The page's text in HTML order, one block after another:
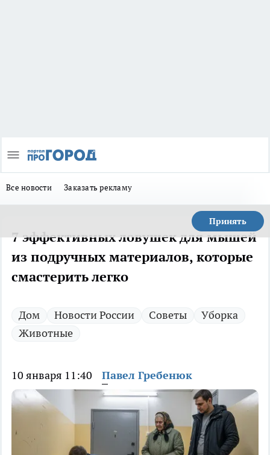
Все новости Заказать рекламу
Принять
7 эффективных ловушек для мышей
из подручных материалов, которые
смастерить легко
Дом Новости России Советы
Уборка
Животные
10 января 11:40 Павел Гребенюк